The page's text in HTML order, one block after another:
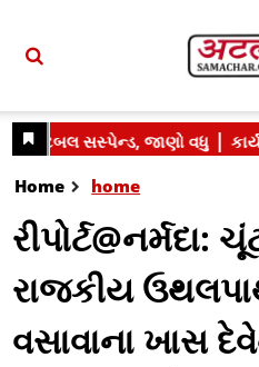
Home home
રીપોર્ટ@નર્મદા:
રાજકીય
વસાવાના ખાસ